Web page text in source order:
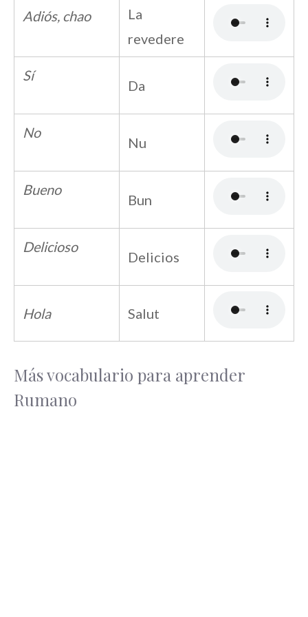
Adiós, chao
La
revedere
Sí
Da
No
Nu
Bueno
Bun
Delicioso
Delicios
Hola Salut
Más vocabulario para aprender
Rumano